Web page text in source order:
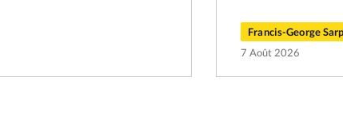
Francis-George
7 Août 2026